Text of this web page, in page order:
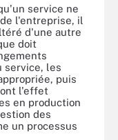
service ne
l'entreprise, il
d'une autre
doit
service, les
puis
l'effet
en production
des
un processus